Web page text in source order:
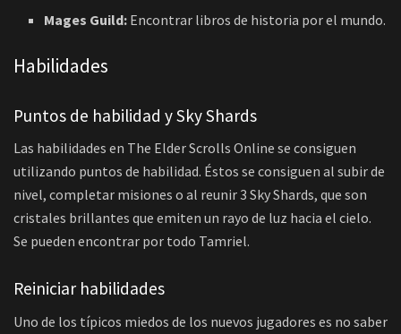
Mages Guild: Encontrar libros de historia por el mundo.
Habilidades
Puntos de habilidad y Sky Shards
Las habilidades en The Elder Scrolls Online se consiguen
utilizando puntos de habilidad. Éstos se consiguen al subir de
nivel, completar misiones o al reunir 3 Sky Shards, que son
cristales brillantes que emiten un rayo de luz hacia el cielo.
Se pueden encontrar por todo Tamriel.
Reiniciar habilidades
Uno de los típicos miedos de los nuevos jugadores es no saber